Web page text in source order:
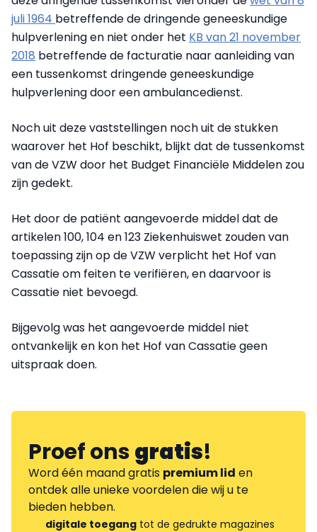
juli 1964 betreffende de dringende geneeskundige
hulpverlening en niet onder het KB van 21 november
2018 betreffende de facturatie naar aanleiding van
een tussenkomst dringende geneeskundige
hulpverlening door een ambulancedienst.
Noch uit deze vaststellingen noch uit de stukken
waarover het Hof beschikt, blijkt dat de tussenkomst
van de VZW door het Budget Financiële Middelen zou
zijn gedekt.
Het door de patiënt aangevoerde middel dat de
artikelen 100, 104 en 123 Ziekenhuiswet zouden van
toepassing zijn op de VZW verplicht het Hof van
Cassatie om feiten te verifiëren, en daarvoor is
Cassatie niet bevoegd.
Bijgevolg was het aangevoerde middel niet
ontvankelijk en kon het Hof van Cassatie geen
uitspraak doen.
Proef onsgratis!
Word één maand gratis premium lid en
ontdek alle unieke voordelen die wij u te
bieden hebben.
digitale toegang tot de gedrukte magazines